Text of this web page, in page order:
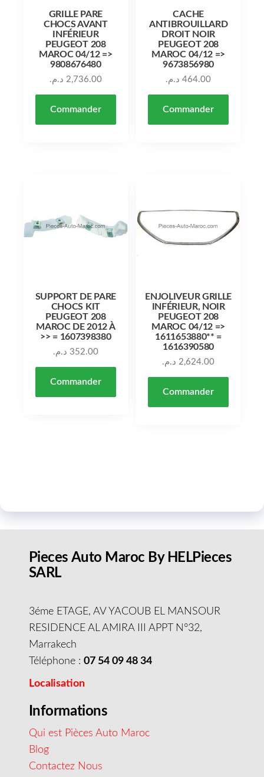
GRILLE PARE
CHOCS AVANT
INFÉRIEUR
PEUGEOT 208
MAROC 04/12 =>
9808676480
2,736.00 د.م.
Commander
CACHE
ANTIBROUILLARD
DROIT NOIR
PEUGEOT 208
MAROC 04/12 =>
9673856980
464.00 د.م.
Commander
SUPPORT DE PARE
CHOCS KIT
PEUGEOT 208
MAROC DE 2012 À
>> = 1607398380
352.00 د.م.
Commander
ENJOLIVEUR GRILLE
INFÉRIEUR, NOIR
PEUGEOT 208
MAROC 04/12 =>
1611653880** =
1616390580
2,624.00 د.م.
Commander
Pieces Auto Maroc By HELPieces
SARL
3éme ETAGE, AV YACOUB EL MANSOUR
RESIDENCE AL AMIRA III APPT N°32,
Marrakech
Téléphone : 07 54 09 48 34
Localisation
Informations
Qui est Pièces Auto Maroc
Blog
Contactez Nous